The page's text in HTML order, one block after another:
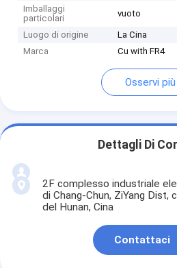
Imballaggi
particolari
vuoto
Luogo di origine
La Cina
Marca
Cu with FR4
Osservi più
Dettagli Di
2F complesso industriale
di Chang-Chun, ZiYang Dist,
del Hunan, Cina
Contattaci